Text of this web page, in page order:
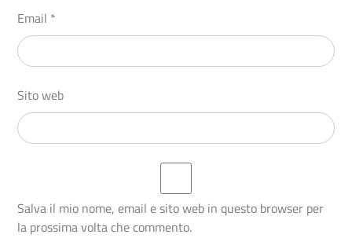
Email *
Sito web
Salva il mio nome, email e sito web in questo browser per
la prossima volta che commento.